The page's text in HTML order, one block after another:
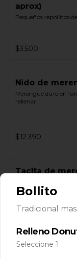
aprox)
Pequeños repollitos
$3.500
Nido de
Merengue duro en
rellenar
$12.390
Tacita de
Merengue duro en
Bollito
Tradicional
Relleno
Seleccione 1